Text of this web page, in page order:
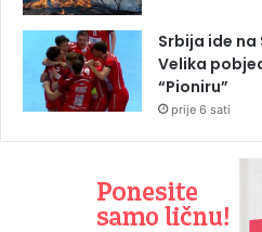
Srbija ide
Velika
“Pioniru”
prije 6 sati